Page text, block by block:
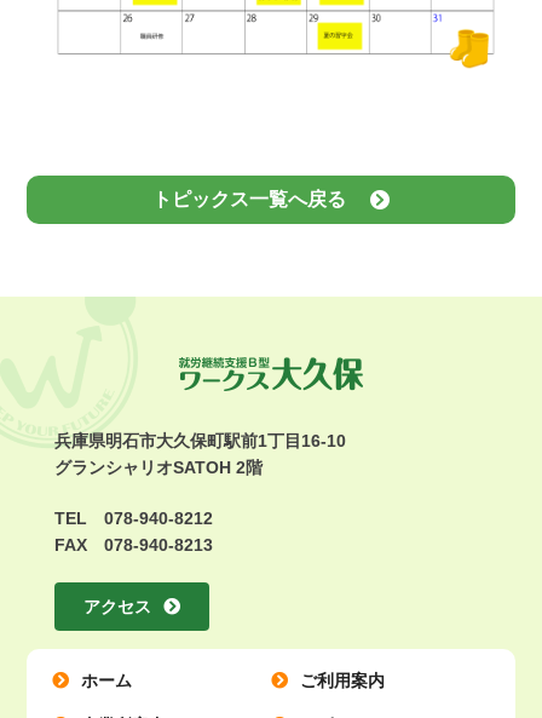
トピックス一覧へ戻る
兵庫県明石市大久保町駅前1丁目16-10
グランシャリオSATOH 2階
TEL 078-940-8212
FAX 078-940-8213
アクセス
ホーム ご利用案内